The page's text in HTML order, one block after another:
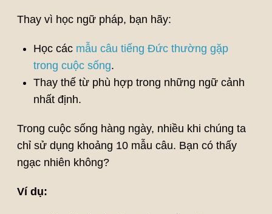
Thay vì học ngữ pháp, bạn hãy:
Học các mẫu câu tiếng Đức thường gặp
trong cuộc sống.
Thay thế từ phù hợp trong những ngữ cảnh
nhất định.
Trong cuộc sống hàng ngày, nhiều khi chúng ta
chỉ sử dụng khoảng 10 mẫu câu. Bạn có thấy
ngạc nhiên không?
Ví dụ: